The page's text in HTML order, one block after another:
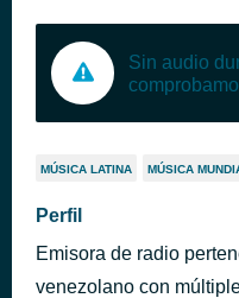
Sin audio
MÚSICA LATINA MÚSICA
Perfil
Emisora de radio
venezolano con